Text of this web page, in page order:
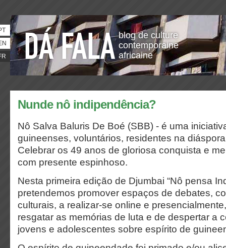
blog de culture
contemporaine
africaine
Nunde nô indipendência?
Nô Salva Baluris De Boé (SBB) - é uma
guineenses, voluntários, residentes na
Celebrar os 49 anos de gloriosa conquista e
com presente espinhoso.
Nesta primeira edição de Djumbai “Nô pensa
pretendemos promover espaços de debates,
culturais, a realizar-se online e
resgatar as memórias de luta e de despertar a
jovens e adolescentes sobre espírito de